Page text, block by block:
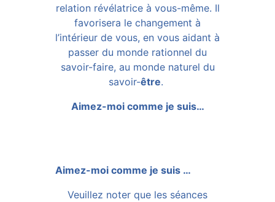
relation révélatrice à vous-même. Il
favorisera le changement à
l’intérieur de vous, en vous aidant à
passer du monde rationnel du
savoir-faire, au monde naturel du
savoir-être.
Aimez-moi comme je suis…
Aimez-moi comme je suis …
Veuillez noter que les séances